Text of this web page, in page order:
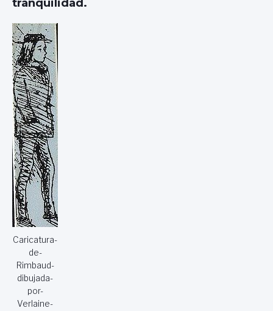
tranquilidad.
Caricatura-
de-
Rimbaud-
dibujada-
por-
Verlaine-